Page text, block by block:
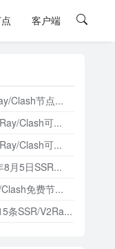
客户端
Clash节点...
Clash可...
Clash可...
8月5日SSR...
免费节...
条SSR/V2Ra...